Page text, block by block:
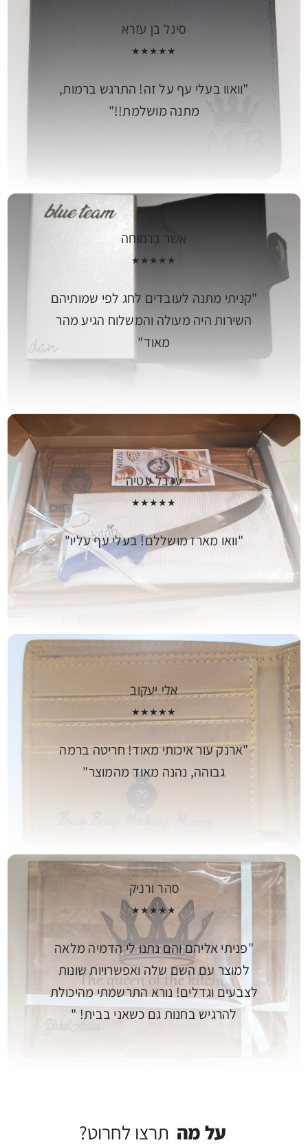
סיגל בן עזרא
★★★★★
וואוו בעלי עף על זה! התרגש ברמות,
מתנה מושלמת!!
אשר ברמוחה
★★★★★
קניתי מתנה לעובדים לחג לפי שמותיהם
השירות היה מעולה והמשלוח הגיע מהר
מאוד
ענבל עטיה
★★★★★
וואו מארז מושללם! בעלי עף עליו
אלי יעקוב
★★★★★
ארנק עור איכותי מאוד! חריטה ברמה
גבוהה, נהנה מאוד מהמוצר
סהר ורניק
★★★★★
פניתי אליהם והם נתנו לי הדמיה מלאה
למוצר עם השם שלה ואפשרויות שונות
לצבעים וגדלים! נורא התרשמתי מהיכולת
להרגיש בחנות גם כשאני בבית!
על מה תרצו לחרוט?